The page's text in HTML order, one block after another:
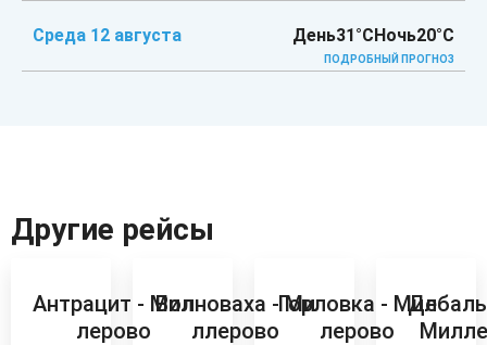
Среда 12 августа День31°CНочь20°C
ПОДРОБНЫЙ ПРОГНОЗ
Другие рейсы
Антрацит - Мил
лерово
Волноваха - Ми
ллерово
Горловка - Мил
лерово